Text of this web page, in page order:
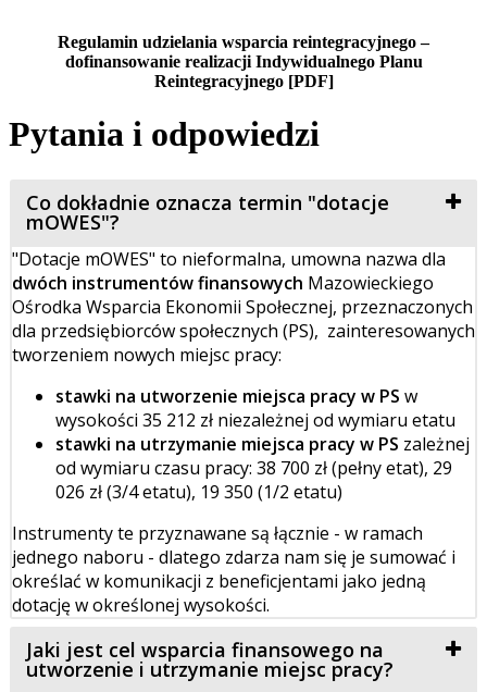
Regulamin udzielania wsparcia reintegracyjnego –
dofinansowanie realizacji Indywidualnego Planu
Reintegracyjnego [PDF]
Pytania i odpowiedzi
Co dokładnie oznacza termin "dotacje
mOWES"?
"Dotacje mOWES" to nieformalna, umowna nazwa dla
dwóch instrumentów finansowych Mazowieckiego
Ośrodka Wsparcia Ekonomii Społecznej, przeznaczonych
dla przedsiębiorców społecznych (PS), zainteresowanych
tworzeniem nowych miejsc pracy:
stawki na utworzenie miejsca pracy w PS w
wysokości 35 212 zł niezależnej od wymiaru etatu
stawki na utrzymanie miejsca pracy w PS zależnej
od wymiaru czasu pracy: 38 700 zł (pełny etat), 29
026 zł (3/4 etatu), 19 350 (1/2 etatu)
Instrumenty te przyznawane są łącznie - w ramach
jednego naboru - dlatego zdarza nam się je sumować i
określać w komunikacji z beneficjentami jako jedną
dotację w określonej wysokości.
Jaki jest cel wsparcia finansowego na
utworzenie i utrzymanie miejsc pracy?